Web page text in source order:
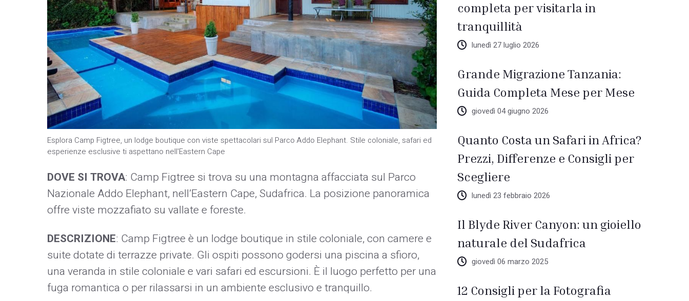
Esplora Camp Figtree, un lodge boutique con viste spettacolari sul Parco Addo Elephant. Stile coloniale, safari ed
esperienze esclusive ti aspettano nell'Eastern Cape
DOVE SI TROVA: Camp Figtree si trova su una montagna affacciata sul Parco
Nazionale Addo Elephant, nell’Eastern Cape, Sudafrica. La posizione panoramica
offre viste mozzafiato su vallate e foreste.
DESCRIZIONE: Camp Figtree è un lodge boutique in stile coloniale, con camere e
suite dotate di terrazze private. Gli ospiti possono godersi una piscina a sfioro,
una veranda in stile coloniale e vari safari ed escursioni. È il luogo perfetto per una
fuga romantica o per rilassarsi in un ambiente esclusivo e tranquillo.
completa per visitarla in
tranquillità
lunedì 27 luglio 2026
Grande Migrazione Tanzania:
Guida Completa Mese per Mese
giovedì 04 giugno 2026
Quanto Costa un Safari in Africa?
Prezzi, Differenze e Consigli per
Scegliere
lunedì 23 febbraio 2026
Il Blyde River Canyon: un gioiello
naturale del Sudafrica
giovedì 06 marzo 2025
12 Consigli per la Fotografia